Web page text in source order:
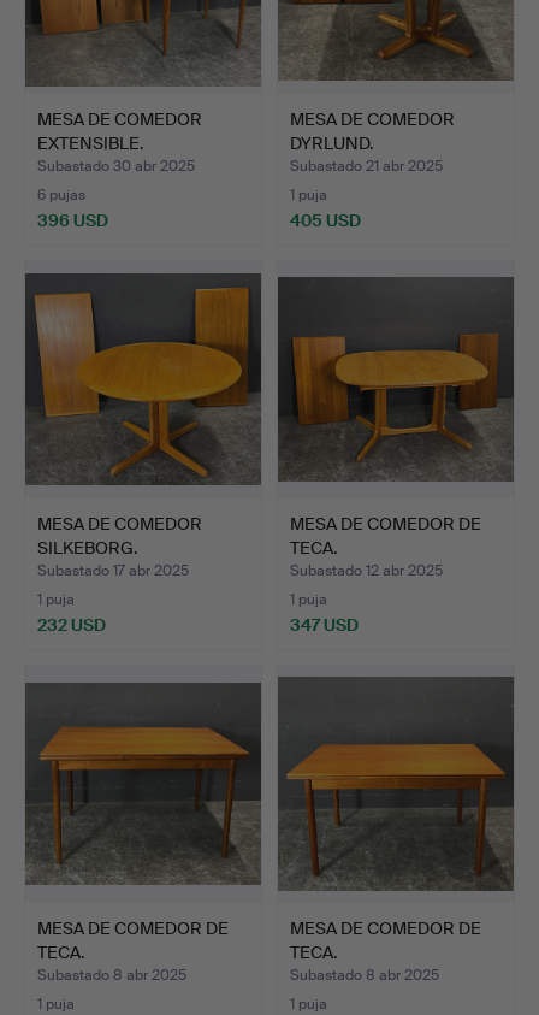
MESA DE COMEDOR
EXTENSIBLE.
Subastado 30 abr 2025
6 pujas
396 USD
MESA DE COMEDOR
DYRLUND.
Subastado 21 abr 2025
1 puja
405 USD
MESA DE COMEDOR
SILKEBORG.
Subastado 17 abr 2025
1 puja
232 USD
MESA DE COMEDOR DE
TECA.
Subastado 12 abr 2025
1 puja
347 USD
MESA DE COMEDOR DE
TECA.
Subastado 8 abr 2025
1 puja
MESA DE COMEDOR DE
TECA.
Subastado 8 abr 2025
1 puja